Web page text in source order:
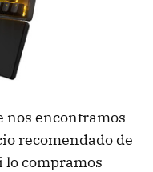
nos encontramos
recomendado de
lo compramos